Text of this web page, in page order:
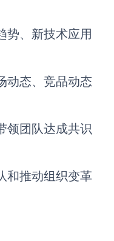
势、新技术应用
动态、竞品动态
领团队达成共识
和推动组织变革